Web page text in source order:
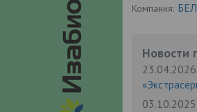
Компания:
Новости
23.04.2026
03.10.2025